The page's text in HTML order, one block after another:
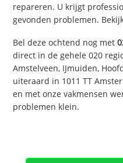
repareren. U krijgt
gevonden problemen.
Bel deze ochtend nog met
direct in de gehele 020
Amstelveen, IJmuiden,
uiteraard in 1011 TT
en met onze vakmensen
problemen klein.